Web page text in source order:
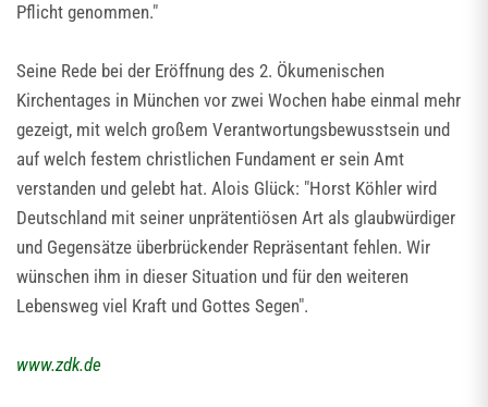
Pflicht genommen."
Seine Rede bei der Eröffnung des 2. Ökumenischen
Kirchentages in München vor zwei Wochen habe einmal mehr
gezeigt, mit welch großem Verantwortungsbewusstsein und
auf welch festem christlichen Fundament er sein Amt
verstanden und gelebt hat. Alois Glück: "Horst Köhler wird
Deutschland mit seiner unprätentiösen Art als glaubwürdiger
und Gegensätze überbrückender Repräsentant fehlen. Wir
wünschen ihm in dieser Situation und für den weiteren
Lebensweg viel Kraft und Gottes Segen".
www.zdk.de